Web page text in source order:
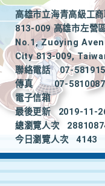
高雄市立海青高級工
813-009 高雄市左營
No.1, Zuoying
City 813-009,
聯絡電話
07-
傳真
07-5810087
電子信箱
最後更新
2019-11-
總瀏覽人次
今日瀏覽人次
4143